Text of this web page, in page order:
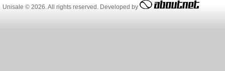
Unisale © 2026. All rights reserved. Developed by